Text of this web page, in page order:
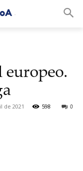
de 2021 0
598